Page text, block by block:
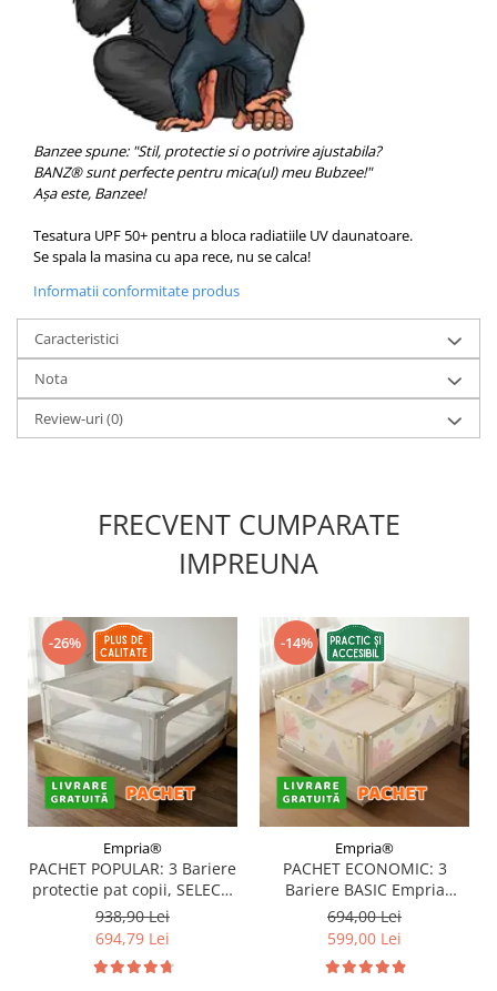
Banzee spune: "Stil, protectie si o potrivire ajustabila?
BANZ® sunt perfecte pentru mica(ul) meu Bubzee!"
Așa este, Banzee!
Tesatura UPF 50+ pentru a bloca radiatiile UV daunatoare.
Se spala la masina cu apa rece, nu se calca!
Informatii conformitate produs
Caracteristici
Nota
Review-uri(0)
FRECVENT CUMPARATE
IMPREUNA
-26%
Empria®
PACHET POPULAR: 3 Bariere
protectie pat copii, SELECT,
160x200 cm
938,90 Lei
694,79 Lei
-14%
Empria®
PACHET ECONOMIC: 3
Bariere BASIC Empria
protectie pat 160X200 cm +
bara stabilizatoare
694,00 Lei
599,00 Lei